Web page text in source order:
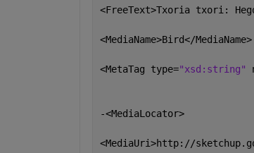
<FreeText>Txoria txori:
<MediaName>Bird</MediaName>
<MetaTag type="xsd:string"
-<MediaLocator>
<MediaUri>http://